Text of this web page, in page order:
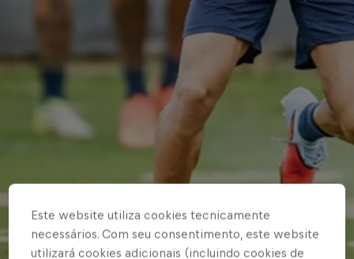
Este website utiliza cookies tecnicamente
necessários. Com seu consentimento, este website
utilizará cookies adicionais (incluindo cookies de